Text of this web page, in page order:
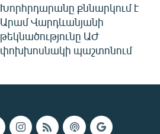
Խորհրդարանը քննարկում է
Արամ Վարդևանյանի
թեկնածությունը ԱԺ
փոխխոսնակի պաշտոնում